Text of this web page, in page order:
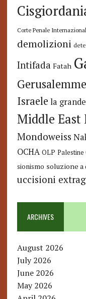
Corte Penale
demolizioni
Intifada Fatah
Gerusalemme
Israele la
Middle East
Mondoweiss
OCHA OLP Palestine
sionismo soluzione a
uccisioni
ARCHIVES
August 2026
July 2026
June 2026
May 2026